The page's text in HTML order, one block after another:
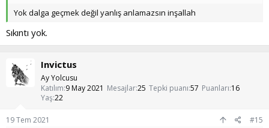
Yok dalga geçmek değil yanlış anlamazsın inşallah
Sıkıntı yok.
Invictus
Ay Yolcusu
Katılım 9 May 2021 Mesajlar25 Tepki puanı 57 Puanları 16
Yaş 22
19 Tem 2021 #15